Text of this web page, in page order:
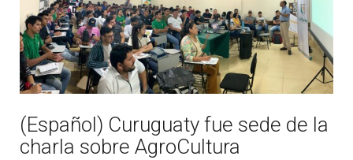
(Español) Curuguaty fue sede de la
charla sobre AgroCultura